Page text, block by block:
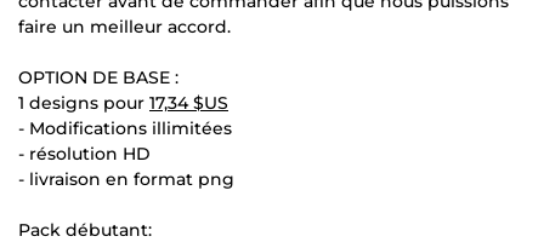
faire un meilleur accord.
OPTION DE BASE :
1 designs pour 17,34 $US
- Modifications illimitées
- résolution HD
- livraison en format png
Pack débutant: